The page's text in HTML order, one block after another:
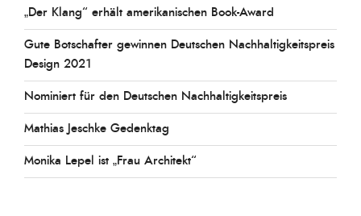
„Der Klang“ erhält amerikanischen Book-Award
Gute Botschafter gewinnen Deutschen Nachhaltigkeitspreis
Design 2021
Nominiert für den Deutschen Nachhaltigkeitspreis
Mathias Jeschke Gedenktag
Monika Lepel ist „Frau Architekt“